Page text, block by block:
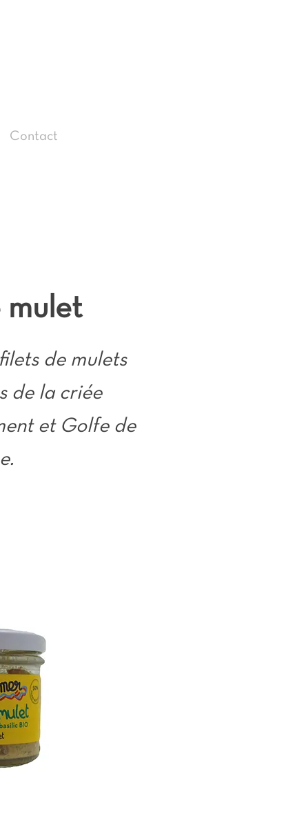
Contact
mulet
de mulets
de la criée
et Golfe de